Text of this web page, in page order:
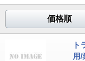
価格順
ト
用